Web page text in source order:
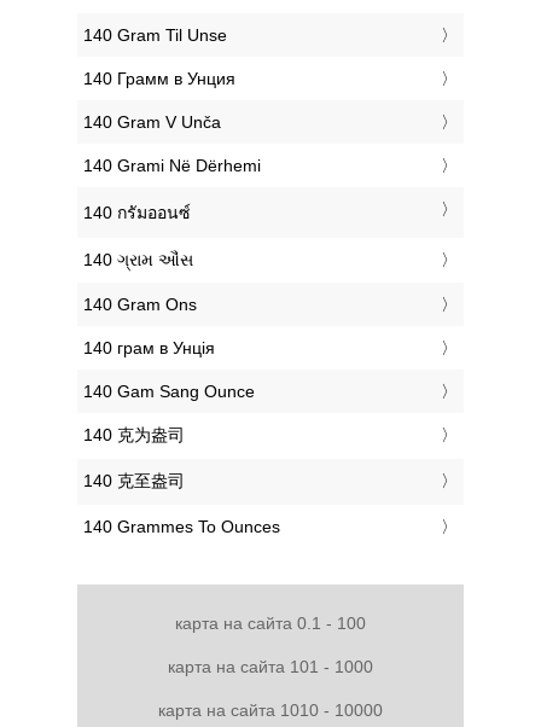
‎140 Gram Til Unse
‎140 Грамм в Унция
‎140 Gram V Unča
‎140 Grami Në Dërhemi
‎140 กรัมออนซ์
‎140 ગ્રામ ઔંસ
‎140 Gram Ons
‎140 грам в Унція
‎140 Gam Sang Ounce
‎140 克为盎司
‎140 克至盎司
‎140 Grammes To Ounces
карта на сайта 0.1 - 100
карта на сайта 101 - 1000
карта на сайта 1010 - 10000